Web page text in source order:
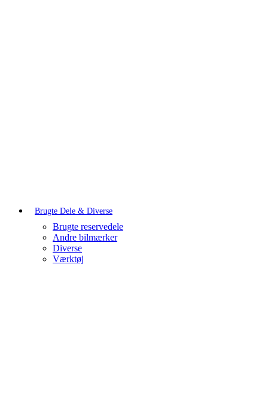
Brugte Dele & Diverse
Brugte reservedele
Andre bilmærker
Diverse
Værktøj